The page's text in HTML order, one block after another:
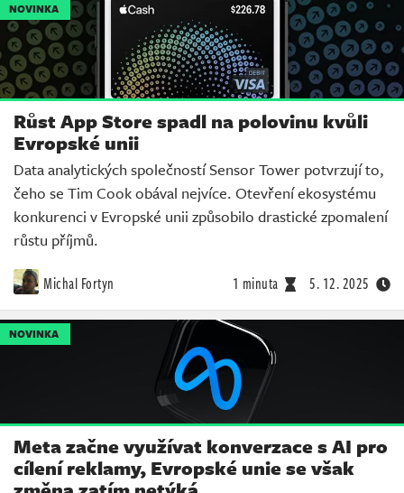
NOVINKA
Růst App Store spadl na polovinu kvůli
Evropské unii
Data analytických společností Sensor Tower potvrzují to,
čeho se Tim Cook obával nejvíce. Otevření ekosystému
konkurenci v Evropské unii způsobilo drastické zpomalení
růstu příjmů.
Michal Fortyn 1 minuta 5. 12. 2025
NOVINKA
Meta začne využívat konverzace s AI pro
cílení reklamy, Evropské unie se však